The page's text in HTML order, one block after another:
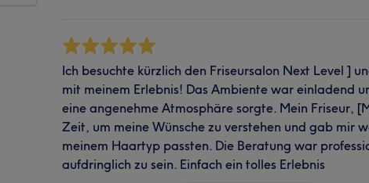
Ich besuchte kürzlich den Friseursalon Next Level ]
mit meinem Erlebnis! Das Ambiente war einladend
eine angenehme Atmosphäre sorgte. Mein Friseur,
Zeit, um meine Wünsche zu verstehen und gab mir
meinem Haartyp passten. Die Beratung war
aufdringlich zu sein. Einfach ein tolles Erlebnis